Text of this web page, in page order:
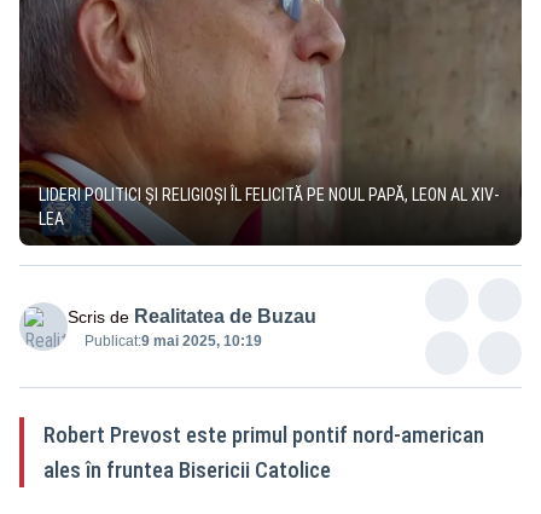
LIDERI POLITICI ȘI RELIGIOȘI ÎL FELICITĂ PE NOUL PAPĂ, LEON AL XIV-
LEA
Scris de Realitatea de Buzau
Publicat:9 mai 2025, 10:19
Robert Prevost este primul pontif nord-american
ales în fruntea Bisericii Catolice